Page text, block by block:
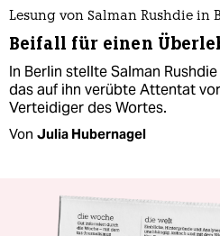
Lesung von Salman Rushdie in
Beifall für einen
In Berlin stellte Salman
das auf ihn verübte Attentat
Verteidiger des Wortes.
Von Julia Hubernagel